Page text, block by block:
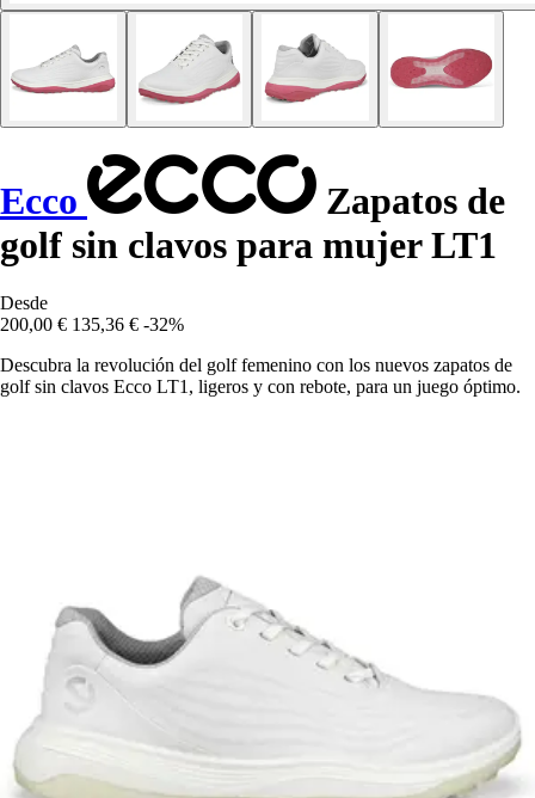
Ecco
Zapatos de
golf sin clavos para mujer LT1
Desde
200,00 € 135,36 € -32%
Descubra la revolución del golf femenino con los nuevos zapatos de
golf sin clavos Ecco LT1, ligeros y con rebote, para un juego óptimo.